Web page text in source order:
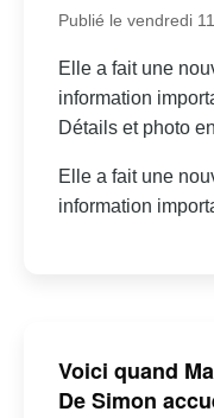
Publié le vendredi
Elle a fait une
information
Détails et photo
Elle a fait une
information
Voici quand
De Simon